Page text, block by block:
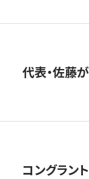
代表・佐藤
コングラン